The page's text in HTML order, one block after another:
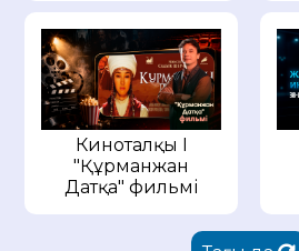
Киноталқы I
"Құрманжан
Датқа" фильмі